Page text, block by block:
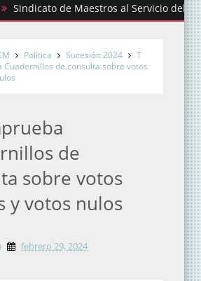
de Maestros al Servicio del Estado de
Política Sucesión 2024
T
Cuadernillos de consulta sobre votos
de
sobre votos
y votos nulos
febrero 29, 2024